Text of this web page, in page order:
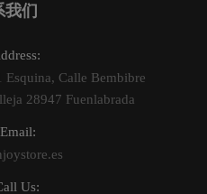
我们
Esquina, Calle Bembibre
28947 Fuenlabrada
Email:
Us: